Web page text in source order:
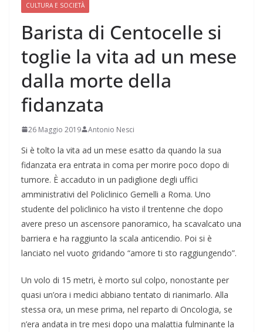
CULTURA E SOCIETÀ
Barista di Centocelle si
toglie la vita ad un mese
dalla morte della
fidanzata
26 Maggio 2019 Antonio Nesci
Si è tolto la vita ad un mese esatto da quando la sua
fidanzata era entrata in coma per morire poco dopo di
tumore. È accaduto in un padiglione degli uffici
amministrativi del Policlinico Gemelli a Roma. Uno
studente del policlinico ha visto il trentenne che dopo
avere preso un ascensore panoramico, ha scavalcato una
barriera e ha raggiunto la scala anticendio. Poi si è
lanciato nel vuoto gridando “amore ti sto raggiungendo”.
Un volo di 15 metri, è morto sul colpo, nonostante per
quasi un’ora i medici abbiano tentato di rianimarlo. Alla
stessa ora, un mese prima, nel reparto di Oncologia, se
n’era andata in tre mesi dopo una malattia fulminante la